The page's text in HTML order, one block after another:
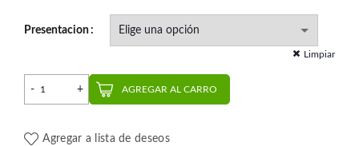
Presentacion
Limpiar
Caja tipo Rueda para Brackets | Tecnident cantidad
AGREGAR AL CARRO
Agregar a lista de deseos